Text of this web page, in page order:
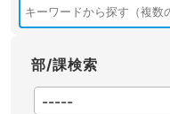
部/課検索